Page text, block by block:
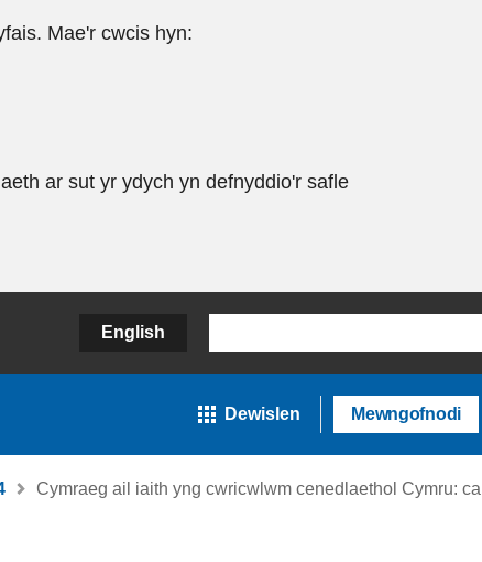
Mae'r cwcis hyn:
ar sut yr ydych yn defnyddio'r safle
English
Dewislen Mewngofnodi
Cymraeg ail iaith yng cwricwlwm cenedlaethol Cymru: